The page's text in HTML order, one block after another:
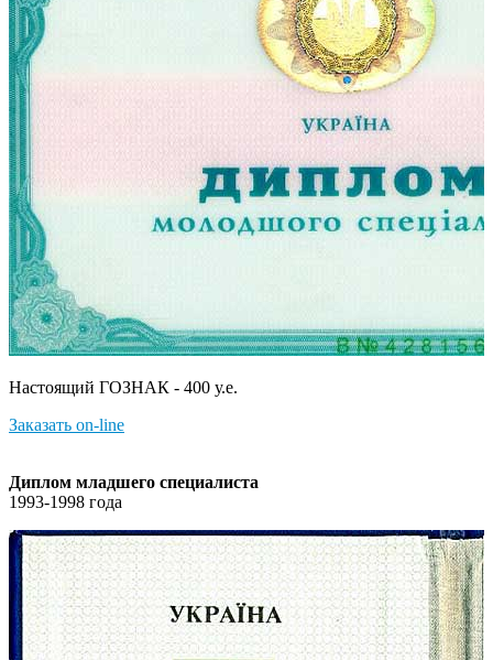
Настоящий ГОЗНАК - 400 у.е.
Заказать on-line
Диплом младшего специалиста
1993-1998 года